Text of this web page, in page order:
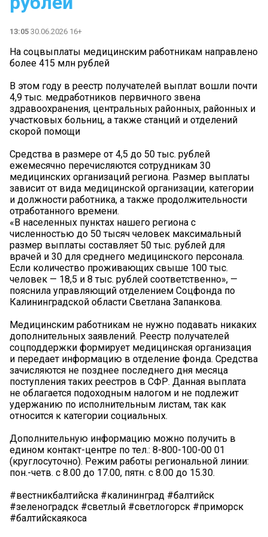
13:05 30.06.2026 16+
На соцвыплаты медицинским работникам направлено
более 415 млн рублей
В этом году в реестр получателей выплат вошли почти
4,9 тыс. медработников первичного звена
здравоохранения, центральных районных, районных и
участковых больниц, а также станций и отделений
скорой помощи
Средства в размере от 4,5 до 50 тыс. рублей
ежемесячно перечисляются сотрудникам 30
медицинских организаций региона. Размер выплаты
зависит от вида медицинской организации, категории
и должности работника, а также продолжительности
отработанного времени.
«В населенных пунктах нашего региона с
численностью до 50 тысяч человек максимальный
размер выплаты составляет 50 тыс. рублей для
врачей и 30 для среднего медицинского персонала.
Если количество проживающих свыше 100 тыс.
человек — 18,5 и 8 тыс. рублей соответственно», —
пояснила управляющий отделением Соцфонда по
Калининградской области Светлана Запанкова.
Медицинским работникам не нужно подавать никаких
дополнительных заявлений. Реестр получателей
соцподдержки формирует медицинская организация
и передает информацию в отделение фонда. Средства
зачисляются не позднее последнего дня месяца
поступления таких реестров в СФР. Данная выплата
не облагается подоходным налогом и не подлежит
удержанию по исполнительным листам, так как
относится к категории социальных.
Дополнительную информацию можно получить в
едином контакт-центре по тел.: 8-800-100-00 01
(круглосуточно). Режим работы региональной линии:
пон.-четв. с 8.00 до 17.00, пятн. с 8.00 до 15.30.
#вестникбалтийска #калининград #балтийск
#зеленоградск #светлый #светлогорск #приморск
#балтийскаякоса